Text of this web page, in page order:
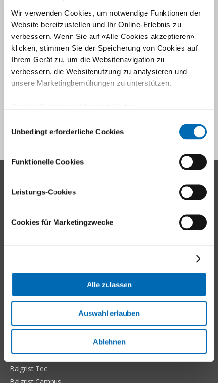
Wir verwenden Cookies, um notwendige Funktionen der
Website bereitzustellen und Ihr Online-Erlebnis zu
verbessern. Wenn Sie auf «Alle Cookies akzeptieren»
klicken, stimmen Sie der Speicherung von Cookies auf
Ihrem Gerät zu, um die Websitenavigation zu
verbessern, die Websitenutzung zu analysieren und
unsere Marketingbemühungen zu unterstützen.
Unbedingt erforderliche Cookies
Funktionelle Cookies
Leistungs-Cookies
Cookies für Marketingzwecke
Alle zulassen
Auswahl erlauben
Ablehnen
A scientifically based method of treatment, chiropractic is a
form of alternative medicine that can be used instead of or in
addition to other medical or surgical treatment and
physiotherapy. Experienced chiropractors treat patients with
many different diseases and conditions affecting the
musculoskeletal system. At the same time, the outpatient
Balgrist University Hospital
8008 Zürich
Balgrist Apotheke (Pharmacy)
Balgrist Tec